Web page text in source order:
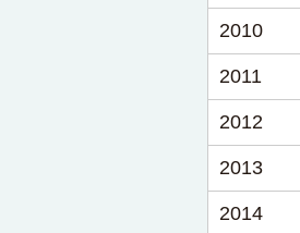
2010
2011
2012
2013
2014